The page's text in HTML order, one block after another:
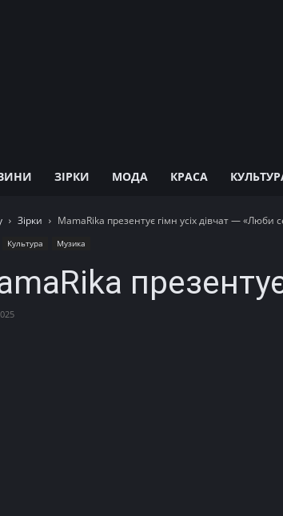
ЗІРКИ МОДА КРАСА
Зірки MamaRika презентує гімн усіх дівчат — «Люби
Культура Музика